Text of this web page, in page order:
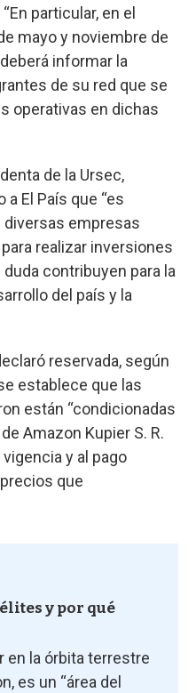
particular, en el
mayo y noviembre de
informar la
de su red que se
operativas en dichas
de la Ursec,
a El País que “es
empresas
realizar inversiones
contribuyen para la
del país y la
reservada, según
establece que las
están “condicionadas
Amazon Kupier S. R.
y al pago
que
y por qué
en la órbita terrestre
es un “área del